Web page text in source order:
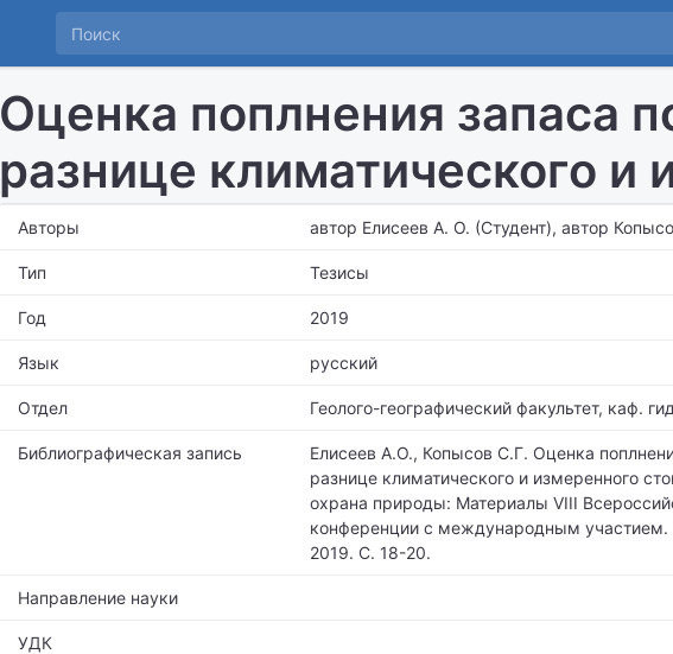
Оценка поплнения запаса
разнице климатического и
Авторы автор Елисеев А. О. (Студент), автор
Тип Тезисы
Год 2019
Язык русский
Отдел Геолого-географический факультет, каф.
Библиографическая запись
Елисеев А.О., Копысов С.Г. Оценка
разнице климатического и измеренного
охрана природы: Материалы VIII
конференции с международным участием.
2019. С. 18-20.
Направление науки
УДК